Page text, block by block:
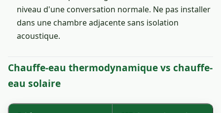
niveau d'une conversation normale. Ne pas installer
dans une chambre adjacente sans isolation
acoustique.
Chauffe-eau thermodynamique vs chauffe-
eau solaire